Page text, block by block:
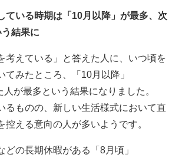
ている時期は「10月以降」が最多、次
結果に
考えている」と答えた人に、いつ頃を
てみたところ、「10月以降」
人が最多という結果になりました。
るものの、新しい生活様式において直
控える意向の人が多いようです。
どの長期休暇がある「8月頃」